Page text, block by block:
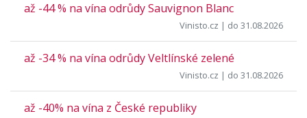
až -44 % na vína odrůdy Sauvignon Blanc
Vinisto.cz | do 31.08.2026
až -34 % na vína odrůdy Veltlínské zelené
Vinisto.cz | do 31.08.2026
až -40% na vína z České republiky